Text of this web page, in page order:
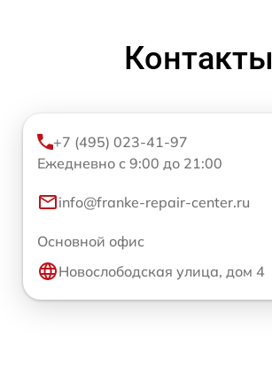
Контакты
+7 (495) 023-41-97
Ежедневно с 9:00 до 21:00
info@franke-repair-center.ru
Основной офис
Новослободская улица, дом 4